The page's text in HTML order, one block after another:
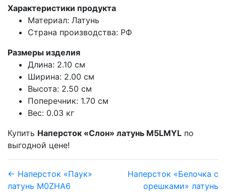
Характеристики продукта
Материал: Латунь
Страна производства: РФ
Размеры изделия
Длина: 2.10 см
Ширина: 2.00 см
Высота: 2.50 см
Поперечник: 1.70 см
Вес: 0.03 кг
Купить Наперсток «Слон» латунь M5LMYL по
выгодной цене!
← Наперсток «Паук»
латунь M0ZHA6
Наперсток «Белочка с
орешками» латунь